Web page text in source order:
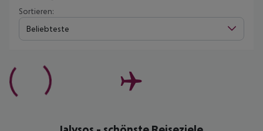
Sortieren:
Beliebteste